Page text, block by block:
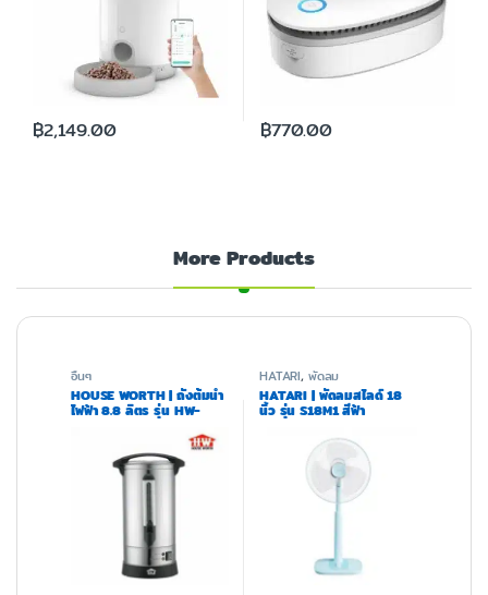
More Products
อื่นๆ
HOUSE WORTH | ถังต้มน้ำ
ไฟฟ้า 8.8 ลิตร รุ่น HW-
HATARI, พัดลม
HATARI | พัดลมสไลด์ 18
นิ้ว รุ่น S18M1 สีฟ้า
฿2,149.00 ฿770.00